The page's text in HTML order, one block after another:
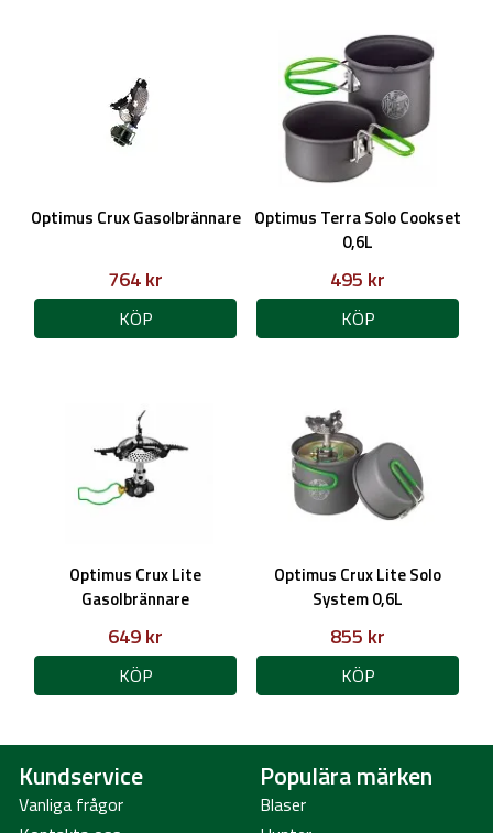
Optimus Crux Gasolbrännare
764 kr
KÖP
Optimus Terra Solo Cookset
0,6L
495 kr
KÖP
Optimus Crux Lite
Gasolbrännare
649 kr
KÖP
Optimus Crux Lite Solo
System 0,6L
855 kr
KÖP
Kundservice
Vanliga frågor
Populära märken
Blaser